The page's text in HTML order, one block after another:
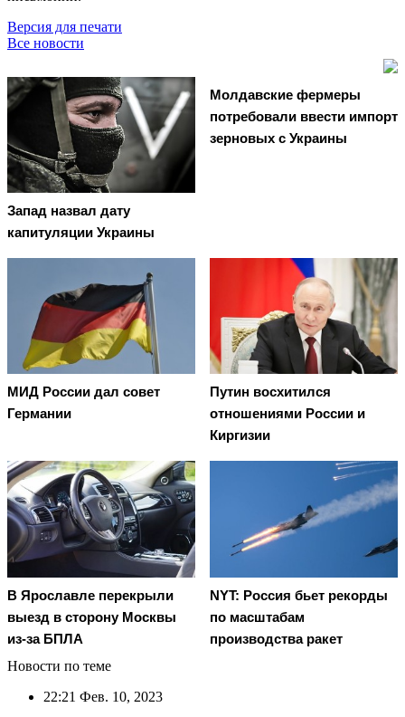
Версия для печати
Все новости
Запад назвал дату
капитуляции Украины
Молдавские фермеры
потребовали ввести импорт
зерновых с Украины
МИД России дал совет
Германии
Путин восхитился
отношениями России и
Киргизии
В Ярославле перекрыли
выезд в сторону Москвы
из-за БПЛА
NYT: Россия бьет рекорды
по масштабам
производства ракет
Новости по теме
22:21 Фев. 10, 2023